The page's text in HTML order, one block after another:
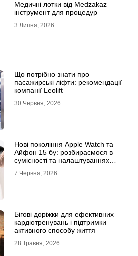
Медичні лотки від Medzakaz –
інструмент для процедур
3 Липня, 2026
Що потрібно знати про
пасажирські ліфти: рекомендації
компанії Leolift
30 Червня, 2026
Нові покоління Apple Watch та
Айфон 15 бу: розбираємося в
сумісності та налаштуваннях
7 Червня, 2026
Бігові доріжки для ефективних
кардіотренувань і підтримки
активного способу життя
28 Травня, 2026